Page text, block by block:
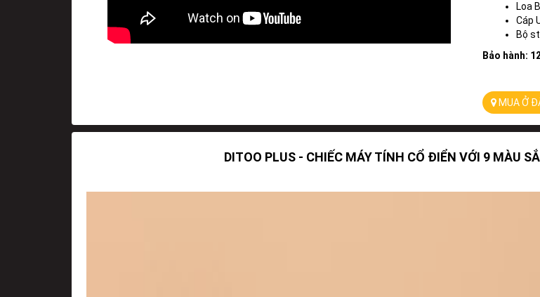
Loa
Cáp
Bộ
Bảo hành:
MUA Ở
DITOO PLUS - CHIẾC MÁY TÍNH CỔ ĐIỂN VỚI 9 MÀU